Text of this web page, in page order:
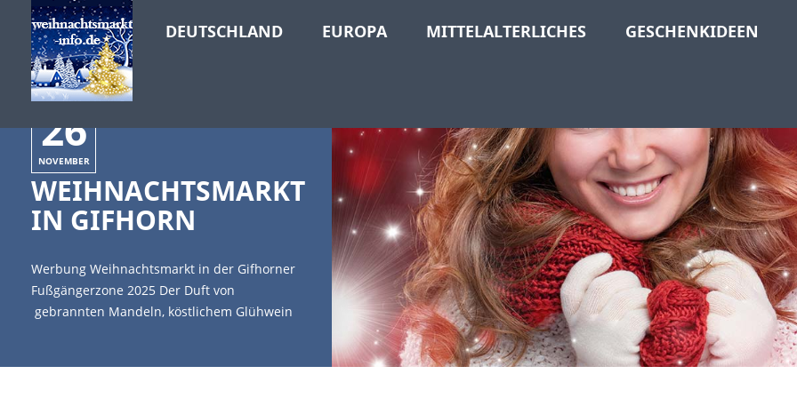
DEUTSCHLAND EUROPA MITTELALTERLICHES GESCHENKIDEEN
26
NOVEMBER
WEIHNACHTSMARKT
IN GIFHORN
Werbung Weihnachtsmarkt in der Gifhorner
Fußgängerzone 2025 Der Duft von
gebrannten Mandeln, köstlichem Glühwein